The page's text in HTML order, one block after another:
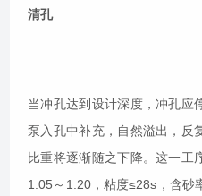
清孔
当冲孔达到设计深度，冲孔应
泵入孔中补充，自然溢出，反
比重将逐渐随之下降。这一工
1.05～1.20，粘度≤28s，含砂